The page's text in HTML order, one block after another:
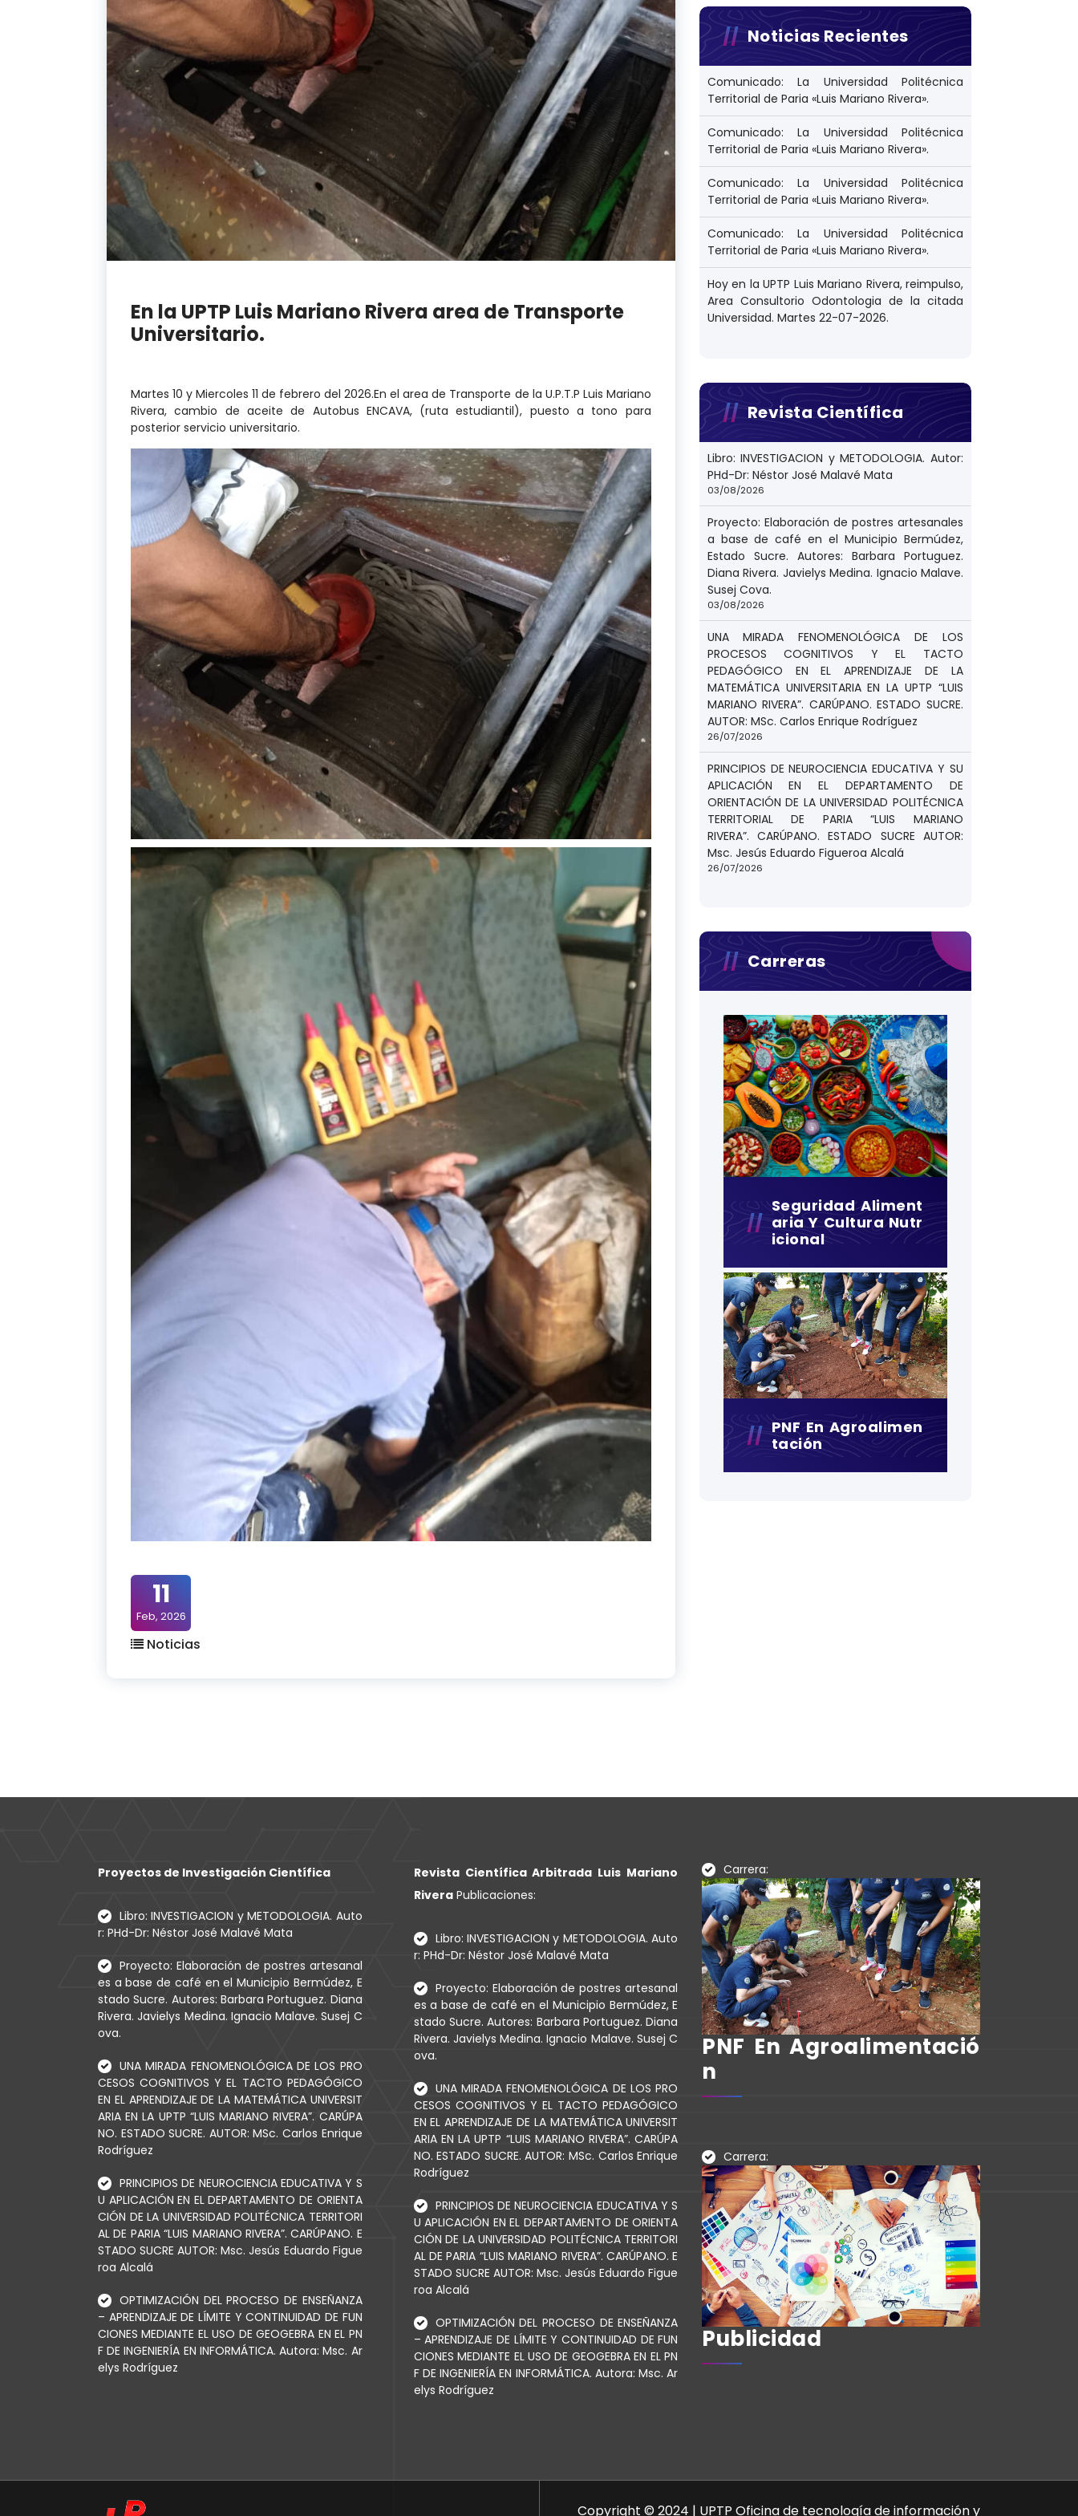
En la UPTP Luis Mariano Rivera area de Transporte
Universitario.
Martes 10 y Miercoles 11 de febrero del 2026.En el area de Transporte de la U.P.T.P Luis Mariano
Rivera, cambio de aceite de Autobus ENCAVA, (ruta estudiantil), puesto a tono para
posterior servicio universitario.
11
Feb, 2026
Noticias
Noticias Recientes
Comunicado: La Universidad Politécnica
Territorial de Paria «Luis Mariano Rivera».
Comunicado: La Universidad Politécnica
Territorial de Paria «Luis Mariano Rivera».
Comunicado: La Universidad Politécnica
Territorial de Paria «Luis Mariano Rivera».
Comunicado: La Universidad Politécnica
Territorial de Paria «Luis Mariano Rivera».
Hoy en la UPTP Luis Mariano Rivera, reimpulso,
Area Consultorio Odontologia de la citada
Universidad. Martes 22-07-2026.
Revista Científica
Libro: INVESTIGACION y METODOLOGIA. Autor:
PHd-Dr: Néstor José Malavé Mata
03/08/2026
Proyecto: Elaboración de postres artesanales
a base de café en el Municipio Bermúdez,
Estado Sucre. Autores: Barbara Portuguez.
Diana Rivera. Javielys Medina. Ignacio Malave.
Susej Cova.
03/08/2026
UNA MIRADA FENOMENOLÓGICA DE LOS
PROCESOS COGNITIVOS Y EL TACTO
PEDAGÓGICO EN EL APRENDIZAJE DE LA
MATEMÁTICA UNIVERSITARIA EN LA UPTP “LUIS
MARIANO RIVERA”. CARÚPANO. ESTADO SUCRE.
AUTOR: MSc. Carlos Enrique Rodríguez
26/07/2026
PRINCIPIOS DE NEUROCIENCIA EDUCATIVA Y SU
APLICACIÓN EN EL DEPARTAMENTO DE
ORIENTACIÓN DE LA UNIVERSIDAD POLITÉCNICA
TERRITORIAL DE PARIA “LUIS MARIANO
RIVERA”. CARÚPANO. ESTADO SUCRE AUTOR:
Msc. Jesús Eduardo Figueroa Alcalá
26/07/2026
Carreras
Seguridad Aliment
Aria Y Cultura Nutr
Icional
PNF En Agroalimen
Tación
Proyectos de Investigación Científica
Libro: INVESTIGACION y METODOLOGIA. Auto
r: PHd-Dr: Néstor José Malavé Mata
Proyecto: Elaboración de postres artesanal
es a base de café en el Municipio Bermúdez, E
stado Sucre. Autores: Barbara Portuguez. Diana
Rivera. Javielys Medina. Ignacio Malave. Susej C
ova.
UNA MIRADA FENOMENOLÓGICA DE LOS PRO
CESOS COGNITIVOS Y EL TACTO PEDAGÓGICO
EN EL APRENDIZAJE DE LA MATEMÁTICA UNIVERSIT
ARIA EN LA UPTP “LUIS MARIANO RIVERA”. CARÚPA
NO. ESTADO SUCRE. AUTOR: MSc. Carlos Enrique
Rodríguez
PRINCIPIOS DE NEUROCIENCIA EDUCATIVA Y S
U APLICACIÓN EN EL DEPARTAMENTO DE ORIENTA
CIÓN DE LA UNIVERSIDAD POLITÉCNICA TERRITORI
AL DE PARIA “LUIS MARIANO RIVERA”. CARÚPANO. E
STADO SUCRE AUTOR: Msc. Jesús Eduardo Figue
roa Alcalá
OPTIMIZACIÓN DEL PROCESO DE ENSEÑANZA
– APRENDIZAJE DE LÍMITE Y CONTINUIDAD DE FUN
CIONES MEDIANTE EL USO DE GEOGEBRA EN EL PN
F DE INGENIERÍA EN INFORMÁTICA. Autora: Msc. Ar
elys Rodríguez
Revista Científica Arbitrada Luis Mariano
RiveraPublicaciones:
Libro: INVESTIGACION y METODOLOGIA. Auto
r: PHd-Dr: Néstor José Malavé Mata
Proyecto: Elaboración de postres artesanal
es a base de café en el Municipio Bermúdez, E
stado Sucre. Autores: Barbara Portuguez. Diana
Rivera. Javielys Medina. Ignacio Malave. Susej C
ova.
UNA MIRADA FENOMENOLÓGICA DE LOS PRO
CESOS COGNITIVOS Y EL TACTO PEDAGÓGICO
EN EL APRENDIZAJE DE LA MATEMÁTICA UNIVERSIT
ARIA EN LA UPTP “LUIS MARIANO RIVERA”. CARÚPA
NO. ESTADO SUCRE. AUTOR: MSc. Carlos Enrique
Rodríguez
PRINCIPIOS DE NEUROCIENCIA EDUCATIVA Y S
U APLICACIÓN EN EL DEPARTAMENTO DE ORIENTA
CIÓN DE LA UNIVERSIDAD POLITÉCNICA TERRITORI
AL DE PARIA “LUIS MARIANO RIVERA”. CARÚPANO. E
STADO SUCRE AUTOR: Msc. Jesús Eduardo Figue
roa Alcalá
OPTIMIZACIÓN DEL PROCESO DE ENSEÑANZA
– APRENDIZAJE DE LÍMITE Y CONTINUIDAD DE FUN
CIONES MEDIANTE EL USO DE GEOGEBRA EN EL PN
F DE INGENIERÍA EN INFORMÁTICA. Autora: Msc. Ar
elys Rodríguez
Carrera:
PNF En Agroalimentació
N
Carrera:
Publicidad
Copyright © 2024 | UPTP Oficina de tecnología de información y